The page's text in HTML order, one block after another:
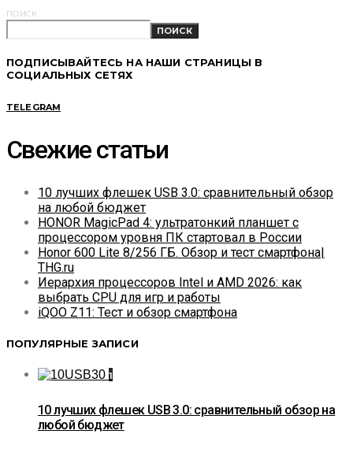
ПОИСК
ПОИСК
ПОДПИСЫВАЙТЕСЬ НА НАШИ СТРАНИЦЫ В
СОЦИАЛЬНЫХ СЕТЯХ
TELEGRAM
Свежие статьи
10 лучших флешек USB 3.0: сравнительный обзор
на любой бюджет
HONOR MagicPad 4: ультратонкий планшет с
процессором уровня ПК стартовал в России
Honor 600 Lite 8/256 ГБ. Обзор и тест смартфона|
THG.ru
Иерархия процессоров Intel и AMD 2026: как
выбрать CPU для игр и работы
iQOO Z11: Тест и обзор смартфона
ПОПУЛЯРНЫЕ ЗАПИСИ
1
10 лучших флешек USB 3.0: сравнительный обзор на
любой бюджет